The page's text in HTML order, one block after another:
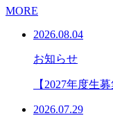
MORE
2026.08.04
お知らせ
【2027年度生
2026.07.29